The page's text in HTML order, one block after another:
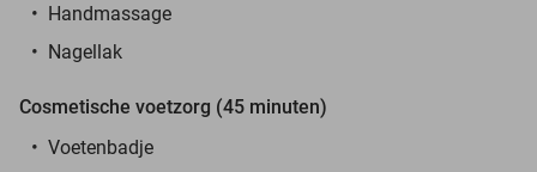
Handmassage
Nagellak
Cosmetische voetzorg (45 minuten)
Voetenbadje